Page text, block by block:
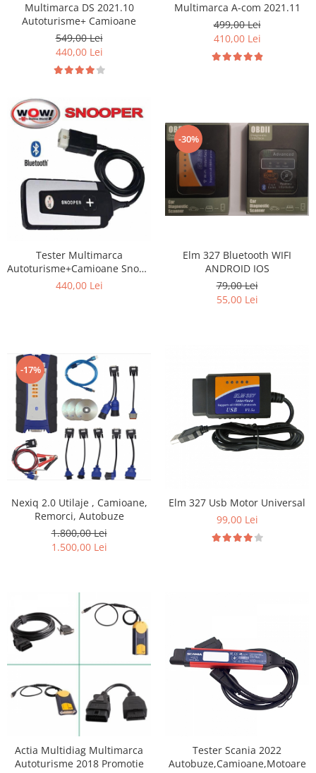
Multimarca DS 2021.10
Autoturisme+ Camioane
549,00 Lei
440,00 Lei
Multimarca A-com 2021.11
499,00 Lei
410,00 Lei
Tester Multimarca
Autoturisme+Camioane Snoop
+ Autoco 2021.11
440,00 Lei
-30%
Elm 327 Bluetooth WIFI
ANDROID IOS
79,00 Lei
55,00 Lei
-17%
Nexiq 2.0 Utilaje , Camioane,
Remorci, Autobuze
1.800,00 Lei
1.500,00 Lei
Elm 327 Usb Motor Universal
99,00 Lei
Actia Multidiag Multimarca
Autoturisme 2018 Promotie
Tester Scania 2022
Autobuze,Camioane,Motoare